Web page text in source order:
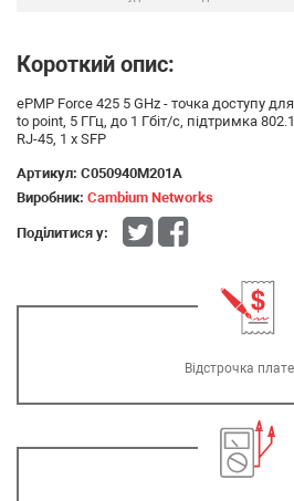
Короткий опис:
ePMP Force 425 5 GHz - точка доступу
to point, 5 ГГц, до 1 Гбіт/с, підтримка
RJ-45, 1 x SFP
Артикул: C050940M201A
Виробник: Cambium Networks
Поділитися у:
Відстрочка